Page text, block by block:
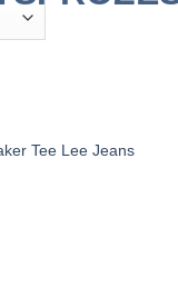
Tee Lee Jeans